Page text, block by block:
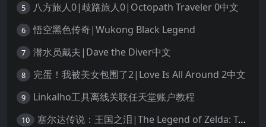
5 八方旅人0|歧路旅人0|Octopath Traveler 0中文
6 悟空黑色传奇|Wukong Black Legend
7 潜水员戴夫|Dave the Diver中文
8 完蛋！我被美女包围了2|Love Is All Around 2中文
9 Linkalho工具离线关联任天堂账户教程
10 塞尔达传说：王国之泪|The Legend of Zelda: Tears of the Kingdom中文